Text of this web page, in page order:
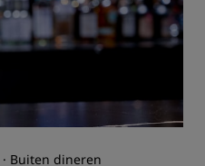
Buiten dineren